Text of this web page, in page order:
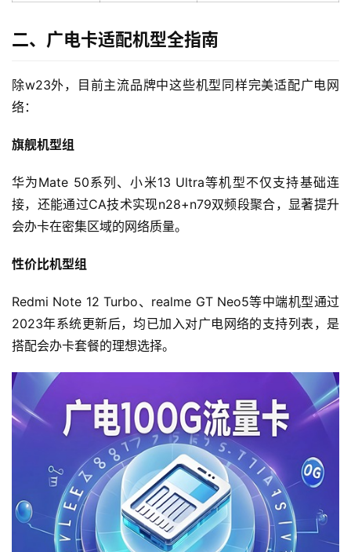
二、广电卡适配机型全指南
除w23外，目前主流品牌中这些机型同样完美适配广电网
络：
旗舰机型组
华为Mate 50系列、小米13 Ultra等机型不仅支持基础连
接，还能通过CA技术实现n28+n79双频段聚合，显著提升
会办卡在密集区域的网络质量。
性价比机型组
Redmi Note 12 Turbo、realme GT Neo5等中端机型通过
2023年系统更新后，均已加入对广电网络的支持列表，是
搭配会办卡套餐的理想选择。